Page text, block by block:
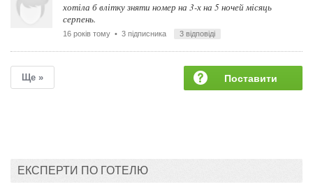
хотіла б влітку зняти номер на 3-х на 5 ночей місяць
серпень.
16 років тому • 3 підписника 3 відповіді
Ще »
Поставити
ЕКСПЕРТИ ПО ГОТЕЛЮ